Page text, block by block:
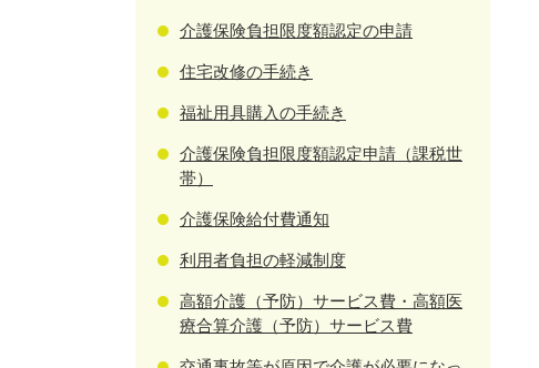
介護保険負担限度額認定の申請
住宅改修の手続き
福祉用具購入の手続き
介護保険負担限度額認定申請（課税世
帯）
介護保険給付費通知
利用者負担の軽減制度
高額介護（予防）サービス費・高額医
療合算介護（予防）サービス費